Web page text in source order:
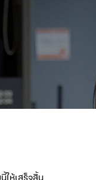
ให้เสร็จสิ้น